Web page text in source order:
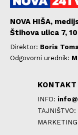
NOVA HIŠA,
Štihova ulica 7,
Direktor: Boris
Odgovorni urednik:
KONTAKT
INFO:
TAJNIŠTVO: